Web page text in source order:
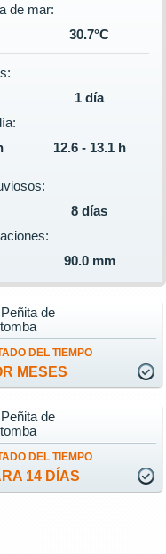
de mar:
30.7°C
1 día
12.6 - 13.1 h
8 días
90.0 mm
DEL TIEMPO
MESES
de
DEL TIEMPO
14 DÍAS
de